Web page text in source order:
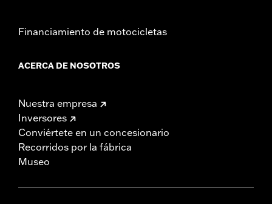
Financiamiento de motocicletas
ACERCA DE NOSOTROS
Nuestra empresa
Inversores
Conviértete en un concesionario
Recorridos por la fábrica
Museo